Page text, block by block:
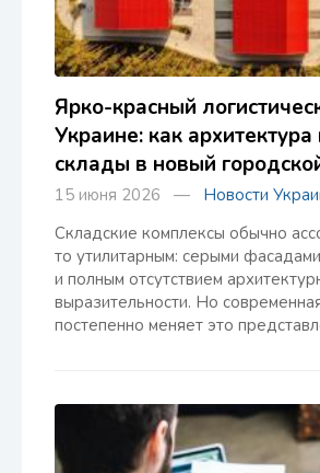
Ярко-красный
Украине: как
склады в новый
15 июня 2026 — Новости
Складские комплексы обычно
то утилитарным: серыми
и полным отсутствием
выразительности. Но
постепенно меняет это